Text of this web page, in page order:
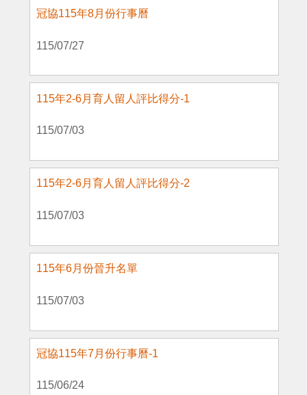
冠協115年8月份行事曆
115/07/27
115年2-6月育人留人評比得分-1
115/07/03
115年2-6月育人留人評比得分-2
115/07/03
115年6月份晉升名單
115/07/03
冠協115年7月份行事曆-1
115/06/24